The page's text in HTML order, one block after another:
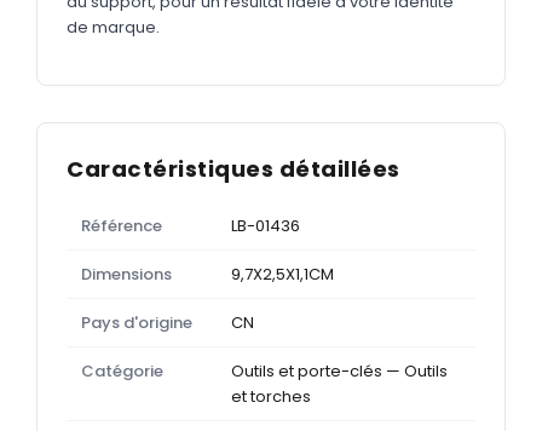
de marque.
Caractéristiques détaillées
Référence LB-01436
Dimensions 9,7X2,5X1,1CM
Pays d'origine CN
Catégorie
Outils et porte-clés — Outils
et torches